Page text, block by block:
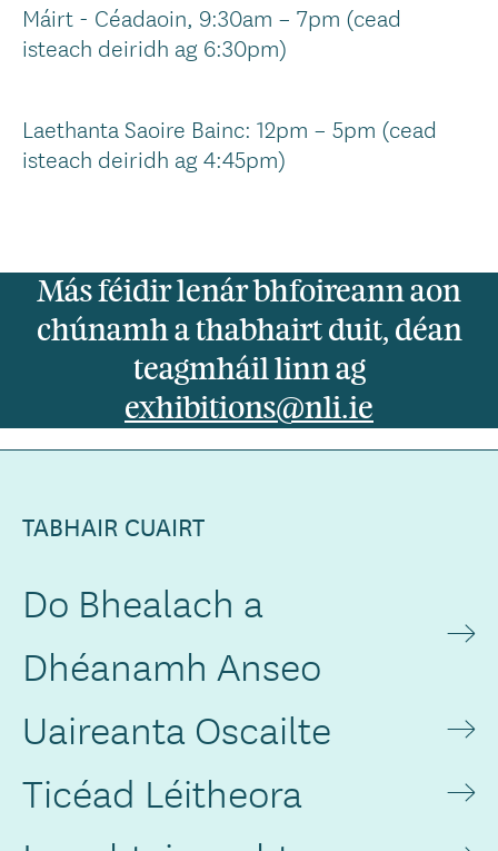
Máirt - Céadaoin, 9:30am – 7pm (cead
isteach deiridh ag 6:30pm)
Laethanta Saoire Bainc: 12pm – 5pm (cead
isteach deiridh ag 4:45pm)
Más féidir lenár bhfoireann aon
chúnamh a thabhairt duit, déan
teagmháil linn ag
exhibitions@nli.ie
TABHAIR CUAIRT
Do Bhealach a
Dhéanamh Anseo
Uaireanta Oscailte
Ticéad Léitheora